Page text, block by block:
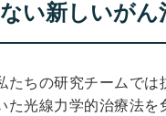
い新しいがん
たちの研究チームで
た光線力学的治療法